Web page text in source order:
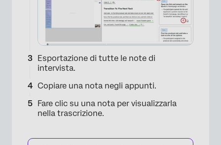
Esportazione di tutte le note di
intervista.
Copiare una nota negli appunti.
Fare clic su una nota per visualizzarla
nella trascrizione.